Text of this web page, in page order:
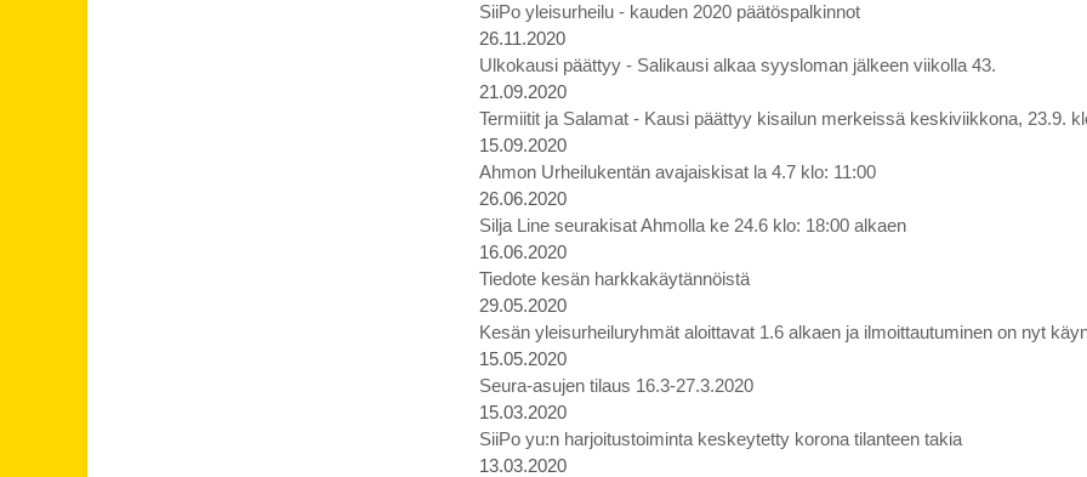
SiiPo yleisurheilu - kauden 2020 päätöspalkinnot
26.11.2020
Ulkokausi päättyy - Salikausi alkaa syysloman jälkeen viikolla 43.
21.09.2020
Termiitit ja Salamat - Kausi päättyy kisailun merkeissä keskiviikkona, 23.9.
15.09.2020
Ahmon Urheilukentän avajaiskisat la 4.7 klo: 11:00
26.06.2020
Silja Line seurakisat Ahmolla ke 24.6 klo: 18:00 alkaen
16.06.2020
Tiedote kesän harkkakäytännöistä
29.05.2020
Kesän yleisurheiluryhmät aloittavat 1.6 alkaen ja ilmoittautuminen on nyt
15.05.2020
Seura-asujen tilaus 16.3-27.3.2020
15.03.2020
SiiPo yu:n harjoitustoiminta keskeytetty korona tilanteen takia
13.03.2020